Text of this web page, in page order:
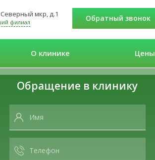
мкр, д.1
филиал Обратный звонок
О клинике Цены
Обращение в клинику